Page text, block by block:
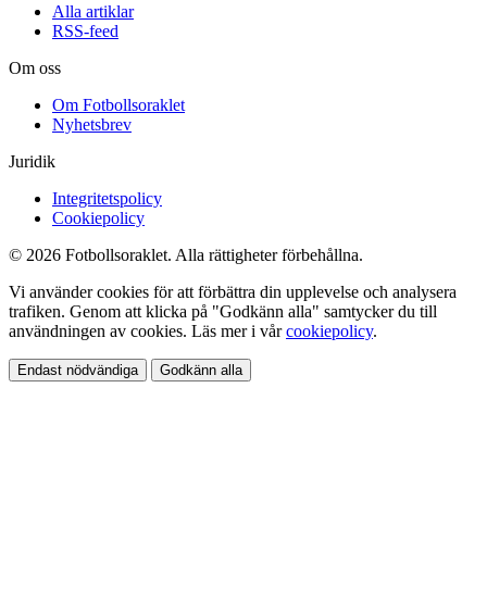
Alla artiklar
RSS-feed
Om oss
Om Fotbollsoraklet
Nyhetsbrev
Juridik
Integritetspolicy
Cookiepolicy
© 2026 Fotbollsoraklet. Alla rättigheter förbehållna.
Vi använder cookies för att förbättra din upplevelse och analysera
trafiken. Genom att klicka på "Godkänn alla" samtycker du till
användningen av cookies. Läs mer i vårcookiepolicy.
Endast nödvändiga Godkänn alla